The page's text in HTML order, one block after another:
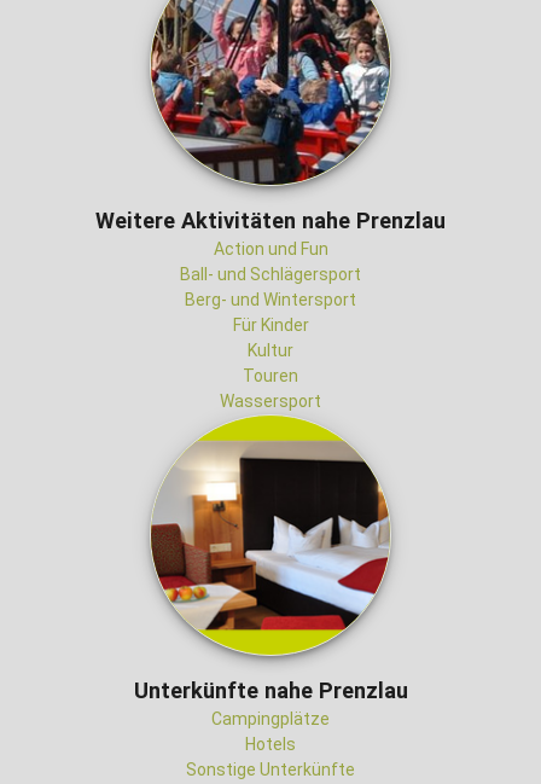
Weitere Aktivitäten nahe Prenzlau
Action und Fun
Ball- und Schlägersport
Berg- und Wintersport
Für Kinder
Kultur
Touren
Wassersport
Unterkünfte nahe Prenzlau
Campingplätze
Hotels
Sonstige Unterkünfte